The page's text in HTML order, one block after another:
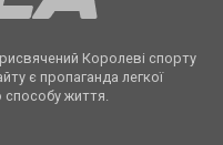
Королеві спорту
є пропаганда легкої
способу життя.